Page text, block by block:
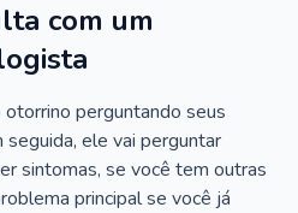
com um
perguntando seus
ele vai perguntar
sintomas, se você tem outras
principal se você já